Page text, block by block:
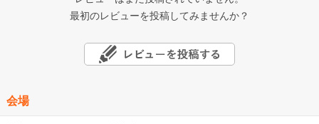
最初のレビューを投稿してみませんか？
会場